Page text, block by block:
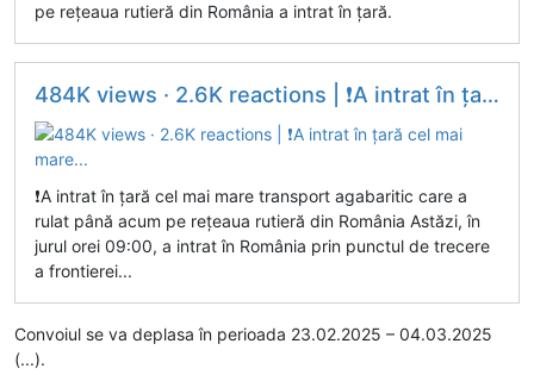
pe rețeaua rutieră din România a intrat în țară.
484K views · 2.6K reactions | ❗️A intrat în țară cel mai mare...
❗️A intrat în țară cel mai mare transport agabaritic care a
rulat până acum pe rețeaua rutieră din România Astăzi, în
jurul orei 09:00, a intrat în România prin punctul de trecere
a frontierei...
Convoiul se va deplasa în perioada 23.02.2025 – 04.03.2025
(...).